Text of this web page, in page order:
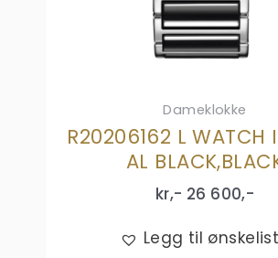
Dameklokke
R20206162 L WATCH
AL
kr,- 26 600,-
Legg til